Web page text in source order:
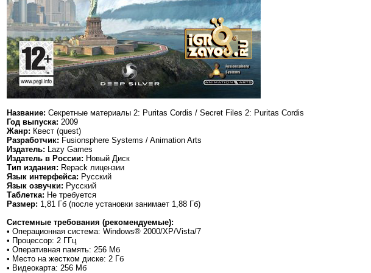
Название: Секретные материалы 2: Puritas Cordis / Secret Files 2: Puritas Cordis
Год выпуска: 2009
Жанр: Квест (quest)
Разработчик: Fusionsphere Systems / Animation Arts
Издатель: Lazy Games
Издатель в России: Новый Диск
Тип издания: Repack лицензии
Язык интерфейса: Русский
Язык озвучки: Русский
Таблетка: Не требуется
Размер: 1,81 Гб (после установки занимает 1,88 Гб)
Системные требования (рекомендуемые):
• Операционная система: Windows® 2000/XP/Vista/7
• Процессор: 2 ГГц
• Оперативная память: 256 Мб
• Место на жестком диске: 2 Гб
• Видеокарта: 256 Мб